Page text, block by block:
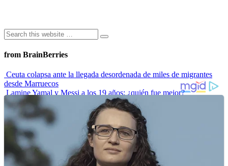
from BrainBerries
Ceuta colapsa ante la llegada desordenada de miles de migrantes
desde Marruecos
Lamine Yamal y Messi a los 19 años: ¿quién fue mejor?
“Envidiosa”, la serie argentina que muestra a una mujer real
Las 10 influencers latinas plus size que inspiran a sus seguidoras
La princesa Leonor finaliza su formación militar y se prepara para
liderar
Advertisements